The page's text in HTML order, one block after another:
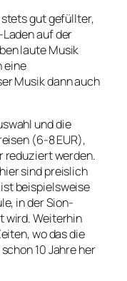
gut gefüllter,
auf der
laute Musik
eine
Musik dann auch
und die
(6-8 EUR),
reduziert werden.
sind preislich
beispielsweise
in der Sion-
wird. Weiterhin
wo das die
10 Jahre her